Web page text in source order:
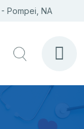
Pompei, NA